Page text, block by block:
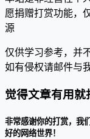
愿捐赠打赏功能，
源
仅供学习参考，并
如有侵权请邮件与
觉得文章有用
非常感谢你的打赏，我
好的网络世界！